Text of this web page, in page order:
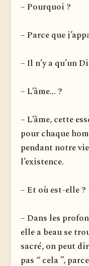
– Pourquoi ?
– Parce que
– Il n’y a qu’un
– L’âme... ?
– L’âme, cette
pour chaque
pendant notre
l’existence.
– Et où est-elle ?
– Dans les
elle a beau se
sacré, on peut
pas “ cela ”,